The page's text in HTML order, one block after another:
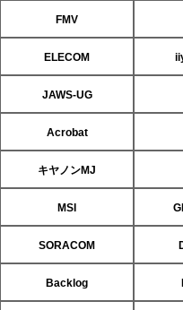
FMV
ELECOM
JAWS-UG
Acrobat
キヤノンMJ
MSI
SORACOM
Backlog